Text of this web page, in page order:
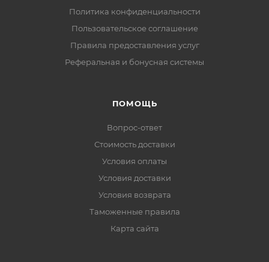
Политика конфиденциальности
Пользовательское соглашение
Правила предоставления услуг
Реферальная и бонусная системы
ПОМОЩЬ
Вопрос-ответ
Стоимость доставки
Условия оплаты
Условия доставки
Условия возврата
Таможенные правила
Карта сайта